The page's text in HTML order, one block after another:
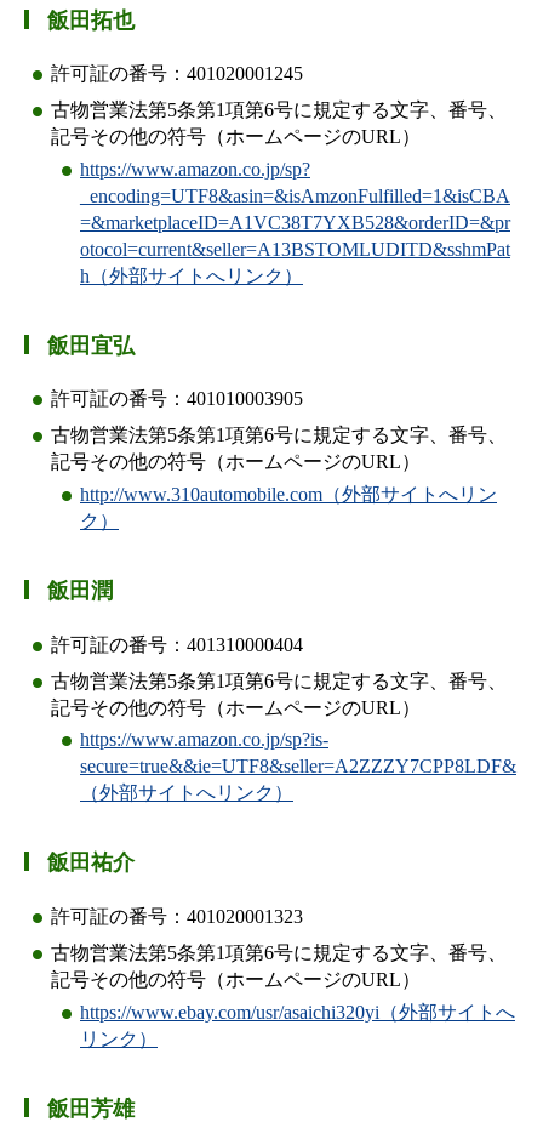
飯田拓也
許可証の番号：401020001245
古物営業法第5条第1項第6号に規定する文字、番号、
記号その他の符号（ホームページのURL）
https://www.amazon.co.jp/sp?
_encoding=UTF8&asin=&isAmzonFulfilled=1&isCBA
=&marketplaceID=A1VC38T7YXB528&orderID=&pr
otocol=current&seller=A13BSTOMLUDITD&sshmPat
h（外部サイトへリンク）
飯田宜弘
許可証の番号：401010003905
古物営業法第5条第1項第6号に規定する文字、番号、
記号その他の符号（ホームページのURL）
http://www.310automobile.com（外部サイトへリン
ク）
飯田潤
許可証の番号：401310000404
古物営業法第5条第1項第6号に規定する文字、番号、
記号その他の符号（ホームページのURL）
https://www.amazon.co.jp/sp?is-
secure=true&&ie=UTF8&seller=A2ZZZY7CPP8LDF&
（外部サイトへリンク）
飯田祐介
許可証の番号：401020001323
古物営業法第5条第1項第6号に規定する文字、番号、
記号その他の符号（ホームページのURL）
https://www.ebay.com/usr/asaichi320yi（外部サイトへ
リンク）
飯田芳雄